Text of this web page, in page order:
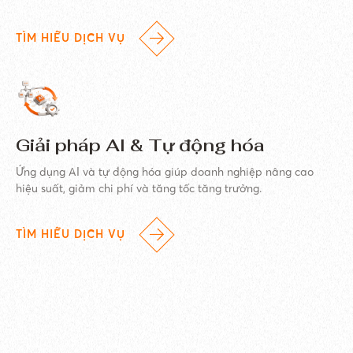
TÌM HIỂU DỊCH VỤ
Giải pháp AI & Tự động hóa
Ứng dụng AI và tự động hóa giúp doanh nghiệp nâng cao
hiệu suất, giảm chi phí và tăng tốc tăng trưởng.
TÌM HIỂU DỊCH VỤ